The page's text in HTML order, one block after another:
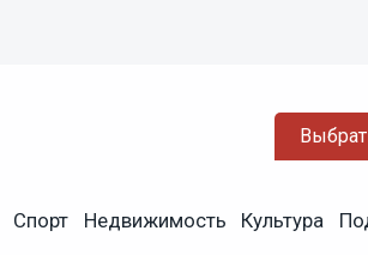
Спорт Недвижимость Культура